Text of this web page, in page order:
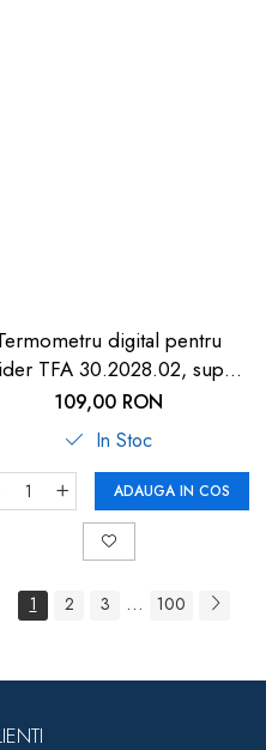
digital pentru
TFA 30.2028.02, suport
magnetic
109,00 RON
In Stoc
ADAUGA IN COS
1 2 3 ... 100